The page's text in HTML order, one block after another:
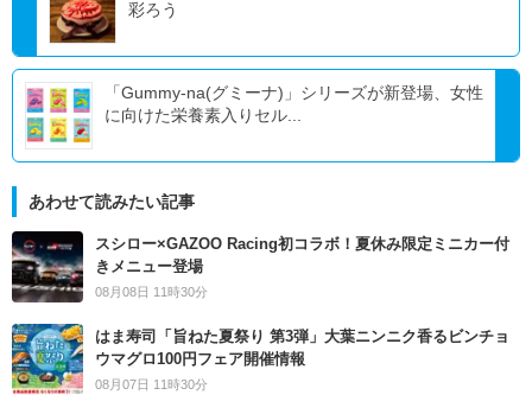
彩ろう
「Gummy-na(グミーナ)」シリーズが新登場、女性
に向けた栄養素入りセル...
あわせて読みたい記事
スシロー×GAZOO Racing初コラボ！夏休み限定ミニカー付
きメニュー登場
08月08日 11時30分
はま寿司「旨ねた夏祭り 第3弾」大葉ニンニク香るビンチョ
ウマグロ100円フェア開催情報
08月07日 11時30分